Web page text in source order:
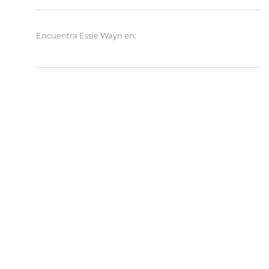
Encuentra Essie Wayn en: